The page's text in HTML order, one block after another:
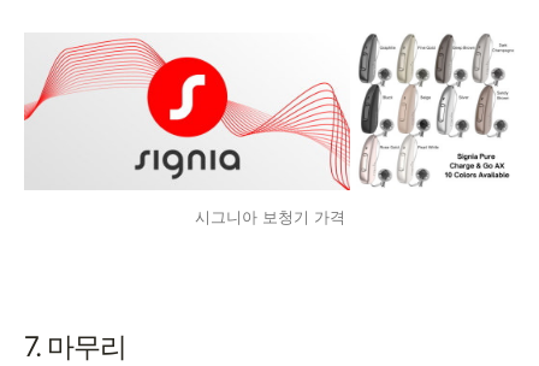
시그니아 보청기 가격
7. 마무리